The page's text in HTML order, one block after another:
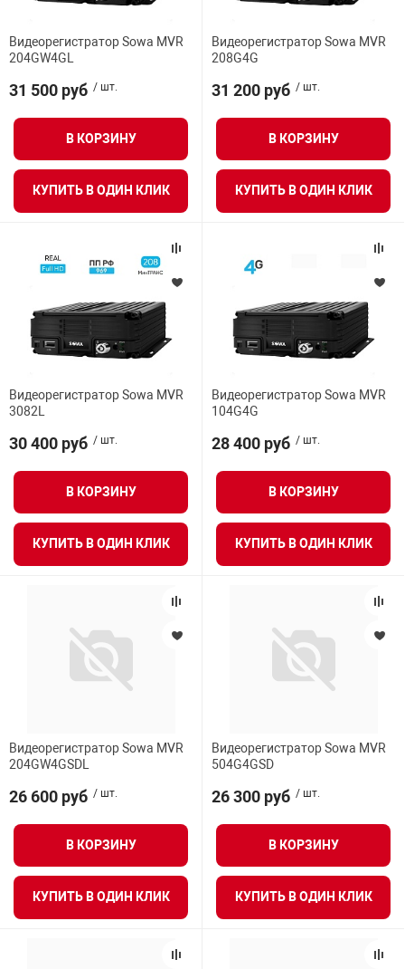
Видеорегистратор Sowa MVR
204GW4GL
31 500 руб / шт.
В КОРЗИНУ
КУПИТЬ В ОДИН КЛИК
Видеорегистратор Sowa MVR
208G4G
31 200 руб / шт.
В КОРЗИНУ
КУПИТЬ В ОДИН КЛИК
Видеорегистратор Sowa MVR
3082L
30 400 руб / шт.
В КОРЗИНУ
КУПИТЬ В ОДИН КЛИК
Видеорегистратор Sowa MVR
104G4G
28 400 руб / шт.
В КОРЗИНУ
КУПИТЬ В ОДИН КЛИК
Видеорегистратор Sowa MVR
204GW4GSDL
26 600 руб / шт.
В КОРЗИНУ
КУПИТЬ В ОДИН КЛИК
Видеорегистратор Sowa MVR
504G4GSD
26 300 руб / шт.
В КОРЗИНУ
КУПИТЬ В ОДИН КЛИК